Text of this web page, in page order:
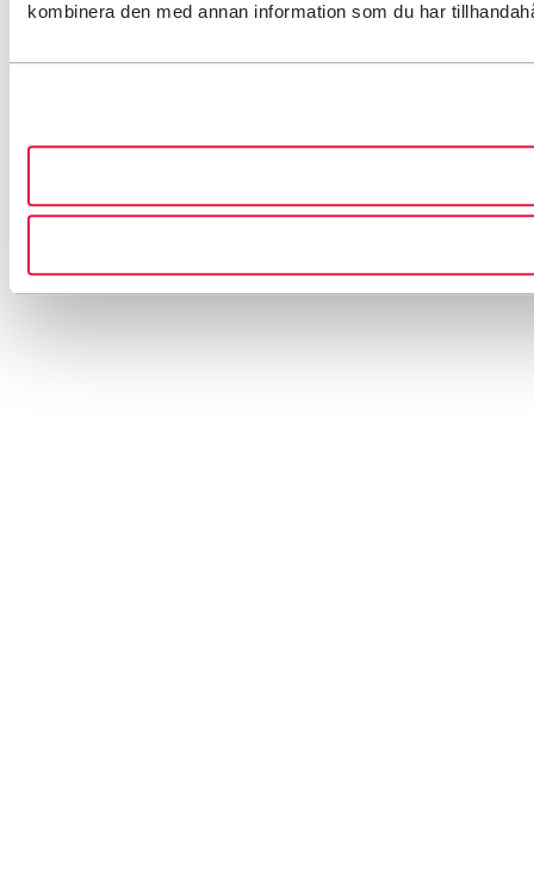
kombinera den med annan information som du har